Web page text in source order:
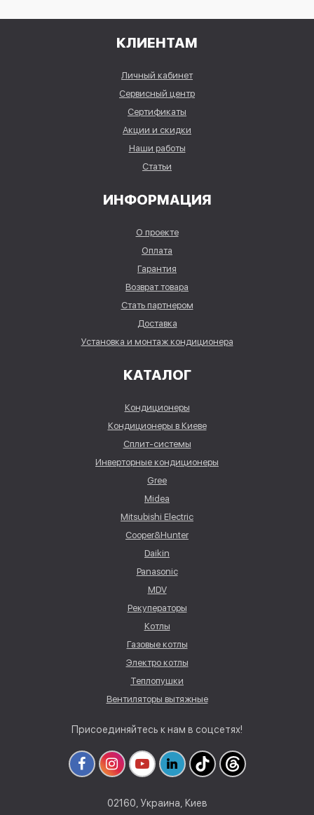
КЛИЕНТАМ
Личный кабинет
Сервисный центр
Сертификаты
Акции и скидки
Наши работы
Статьи
ИНФОРМАЦИЯ
О проекте
Оплата
Гарантия
Возврат товара
Стать партнером
Доставка
Установка и монтаж кондиционера
КАТАЛОГ
Кондиционеры
Кондиционеры в Киеве
Сплит-системы
Инверторные кондиционеры
Gree
Midea
Mitsubishi Electric
Cooper&Hunter
Daikin
Panasonic
MDV
Рекуператоры
Котлы
Газовые котлы
Электро котлы
Теплопушки
Вентиляторы вытяжные
Присоединяйтесь к нам в соцсетях!
02160, Украина, Киев